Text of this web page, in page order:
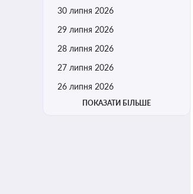
30 липня 2026
29 липня 2026
28 липня 2026
27 липня 2026
26 липня 2026
ПОКАЗАТИ БІЛЬШЕ